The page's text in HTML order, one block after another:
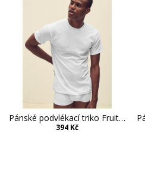
Pánské podvlékací triko Fruit of the Loom - 3 kusy v balení
394 Kč